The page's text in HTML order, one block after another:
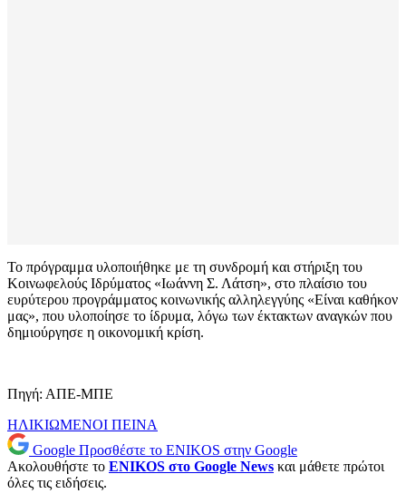
Το πρόγραμμα υλοποιήθηκε με τη συνδρομή και στήριξη του
Κοινωφελούς Ιδρύματος «Ιωάννη Σ. Λάτση», στο πλαίσιο του
ευρύτερου προγράμματος κοινωνικής αλληλεγγύης «Είναι καθήκον
μας», που υλοποίησε το ίδρυμα, λόγω των έκτακτων αναγκών που
δημιούργησε η οικονομική κρίση.
Πηγή: ΑΠΕ-ΜΠΕ
ΗΛΙΚΙΩΜΕΝΟΙ ΠΕΙΝΑ
Google Προσθέστε το ENIKOS στην Google
Ακολουθήστε το ENIKOS στο Google News και μάθετε πρώτοι
όλες τις ειδήσεις.